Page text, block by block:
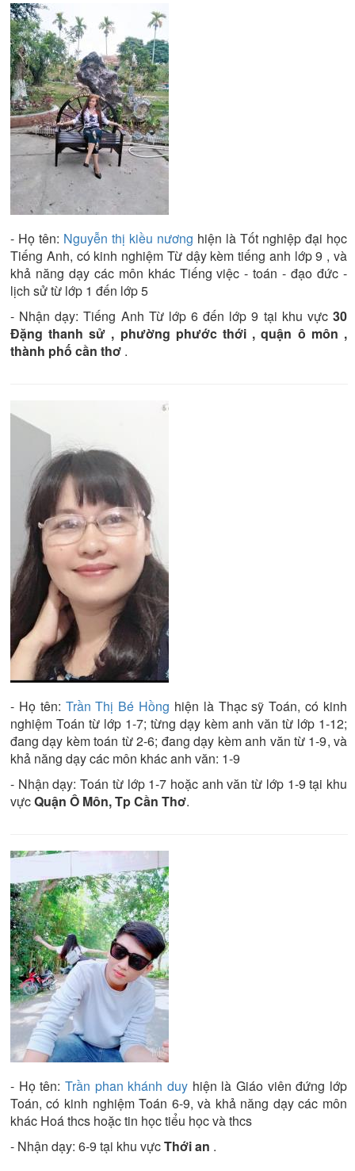
- Họ tên: Nguyễn thị kiều nương hiện là Tốt nghiệp đại học
Tiếng Anh, có kinh nghiệm Từ dậy kèm tiếng anh lớp 9 , và
khả năng dạy các môn khác Tiếng việc - toán - đạo đức -
lịch sử từ lớp 1 đến lớp 5
- Nhận dạy:Tiếng Anh Từ lớp 6 đến lớp 9 tại khu vực 30
Đặng thanh sử , phường phước thới , quận ô môn ,
thành phố cần thơ .
- Họ tên: Trần Thị Bé Hồng hiện là Thạc sỹ Toán, có kinh
nghiệm Toán từ lớp 1-7; từng dạy kèm anh văn từ lớp 1-12;
đang dạy kèm toán từ 2-6; đang dạy kèm anh văn từ 1-9, và
khả năng dạy các môn khácanh văn: 1-9
- Nhận dạy:Toán từ lớp 1-7 hoặc anh văn từ lớp 1-9 tại khu
vựcQuận Ô Môn, Tp Cần Thơ.
- Họ tên: Trần phan khánh duyhiện là Giáo viên đứng lớp
Toán, có kinh nghiệmToán 6-9, và khả năng dạy các môn
khác Hoá thcs hoặc tin học tiểu học và thcs
- Nhận dạy: 6-9 tại khu vựcThới an .